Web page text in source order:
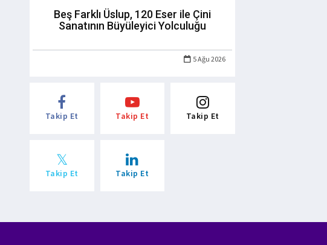
Beş Farklı Üslup, 120 Eser ile Çini
Sanatının Büyüleyici Yolculuğu
5 Ağu 2026
Takip Et Takip Et Takip Et
Takip Et Takip Et